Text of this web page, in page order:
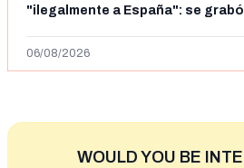
"ilegalmente a España": se grabó
06/08/2026
WOULD YOU BE